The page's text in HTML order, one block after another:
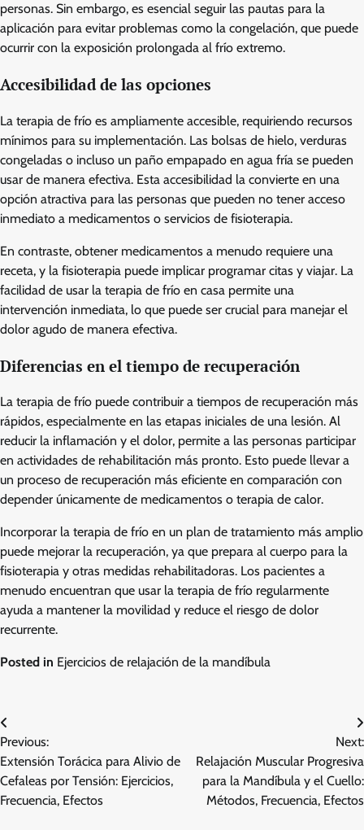
personas. Sin embargo, es esencial seguir las pautas para la
aplicación para evitar problemas como la congelación, que puede
ocurrir con la exposición prolongada al frío extremo.
Accesibilidad de las opciones
La terapia de frío es ampliamente accesible, requiriendo recursos
mínimos para su implementación. Las bolsas de hielo, verduras
congeladas o incluso un paño empapado en agua fría se pueden
usar de manera efectiva. Esta accesibilidad la convierte en una
opción atractiva para las personas que pueden no tener acceso
inmediato a medicamentos o servicios de fisioterapia.
En contraste, obtener medicamentos a menudo requiere una
receta, y la fisioterapia puede implicar programar citas y viajar. La
facilidad de usar la terapia de frío en casa permite una
intervención inmediata, lo que puede ser crucial para manejar el
dolor agudo de manera efectiva.
Diferencias en el tiempo de recuperación
La terapia de frío puede contribuir a tiempos de recuperación más
rápidos, especialmente en las etapas iniciales de una lesión. Al
reducir la inflamación y el dolor, permite a las personas participar
en actividades de rehabilitación más pronto. Esto puede llevar a
un proceso de recuperación más eficiente en comparación con
depender únicamente de medicamentos o terapia de calor.
Incorporar la terapia de frío en un plan de tratamiento más amplio
puede mejorar la recuperación, ya que prepara al cuerpo para la
fisioterapia y otras medidas rehabilitadoras. Los pacientes a
menudo encuentran que usar la terapia de frío regularmente
ayuda a mantener la movilidad y reduce el riesgo de dolor
recurrente.
Posted in Ejercicios de relajación de la mandíbula
Post
navigation
Previous:
Extensión Torácica para Alivio de
Cefaleas por Tensión: Ejercicios,
Frecuencia, Efectos
Next:
Relajación Muscular Progresiva
para la Mandíbula y el Cuello:
Métodos, Frecuencia, Efectos